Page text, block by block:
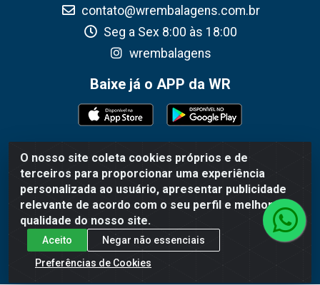
O nosso site coleta cookies próprios e de
terceiros para proporcionar uma experiência
personalizada ao usuário, apresentar publicidade
relevante de acordo com o seu perfil e melhorar a
qualidade do nosso site.
Aceito
Negar não essenciais
Preferências de Cookies
contato@wrembalagens.com.br
Seg a Sex 8:00 às 18:00
wrembalagens
Baixe já o APP da WR
WR Embalagens - R. Cel. Teodoro Gomes de Araújo, 1360 -
Grogotó - Barbacena / MG - CEP 36202-628 - CNPJ
02.692.206/0001-55